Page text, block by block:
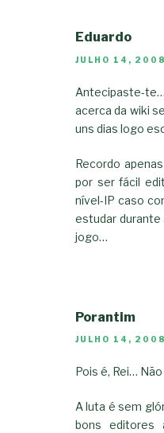
Eduardo
JULHO 14,
Antecipaste-
acerca da wiki
uns dias logo
Recordo
por ser fácil
nível-IP caso
estudar durante
jogo…
Porantim
JULHO 14,
Pois é, Rei…
A luta é sem
bons editores